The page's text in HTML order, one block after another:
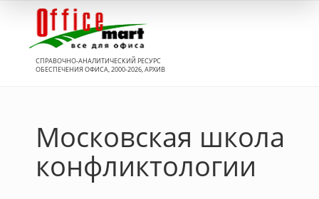
СПРАВОЧНО-АНАЛИТИЧЕСКИЙ РЕСУРС
ОБЕСПЕЧЕНИЯ ОФИСА, 2000-2026, АРХИВ
Московская школа
конфликтологии